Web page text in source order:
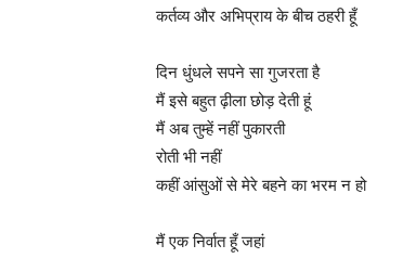
कर्तव्य और अभिप्राय के बीच ठहरी हूँ
दिन धुंधले सपने सा गुजरता है
मैं इसे बहुत ढ़ीला छोड़ देती हूं
मैं अब तुम्हें नहीं पुकारती
रोती भी नहीं
कहीं आंसुओं से मेरे बहने का भरम न हो
मैं एक निर्वात हूँ जहां